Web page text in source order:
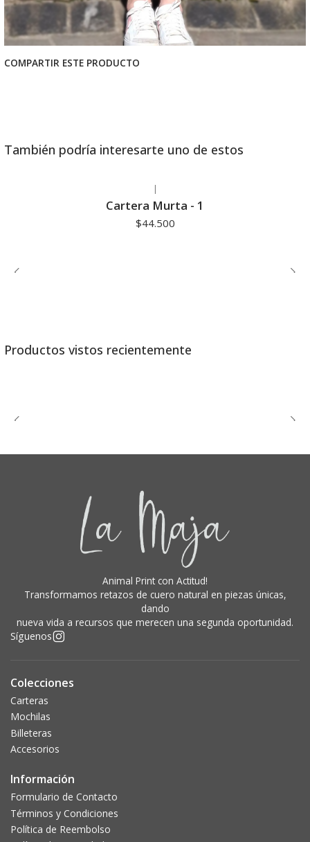
COMPARTIR ESTE PRODUCTO
También podría interesarte uno de estos
|
Cartera Murta - 1
$44.500
Productos vistos recientemente
Animal Print con Actitud!
Transformamos retazos de cuero natural en piezas únicas,
dando
nueva vida a recursos que merecen una segunda oportunidad.
Síguenos
Colecciones
Carteras
Mochilas
Billeteras
Accesorios
Información
Formulario de Contacto
Términos y Condiciones
Política de Reembolso